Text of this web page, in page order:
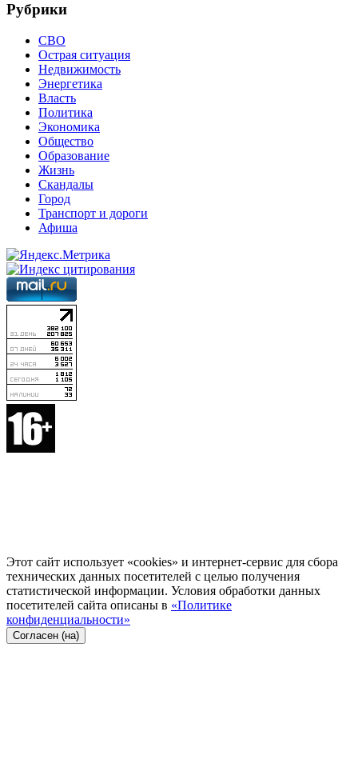
Рубрики
СВО
Острая ситуация
Недвижимость
Энергетика
Власть
Политика
Экономика
Общество
Образование
Жизнь
Скандалы
Город
Транспорт и дороги
Афиша
Этот сайт использует «cookies» и интернет-сервис для сбора
технических данных посетителей с целью получения
статистической информации. Условия обработки данных
посетителей сайта описаны в «Политике
конфиденциальности»
Согласен (на)